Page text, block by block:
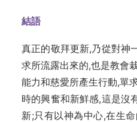
結語
真正的敬拜更新,乃從對神
求所流露出來的,也是教會
能力和慈愛所產生行動,單
時的興奮和新鮮感,這是沒
新;只有以神為中心,在生